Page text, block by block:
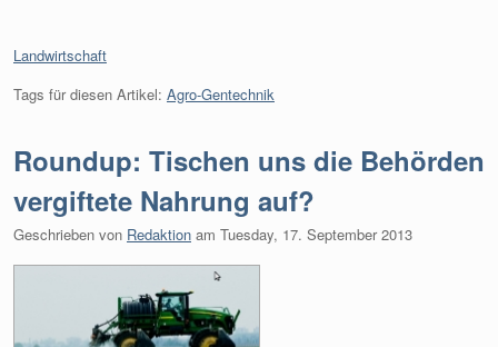
Kategorien:
Landwirtschaft
Tags für diesen Artikel: Agro-Gentechnik
Roundup: Tischen uns die Behörden
vergiftete Nahrung auf?
Geschrieben von Redaktion am Tuesday, 17. September 2013